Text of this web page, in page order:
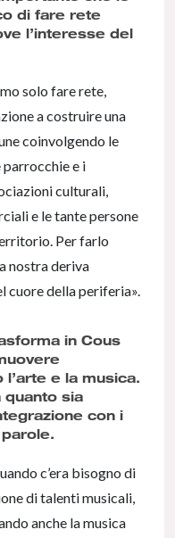
di fare rete
l’interesse del
solo fare rete,
a costruire una
coinvolgendo le
parrocchie e i
culturali,
e le tante persone
Per farlo
nostra deriva
cuore della periferia».
in Cous
e la musica.
quanto sia
con i
c’era bisogno di
di talenti musicali,
anche la musica